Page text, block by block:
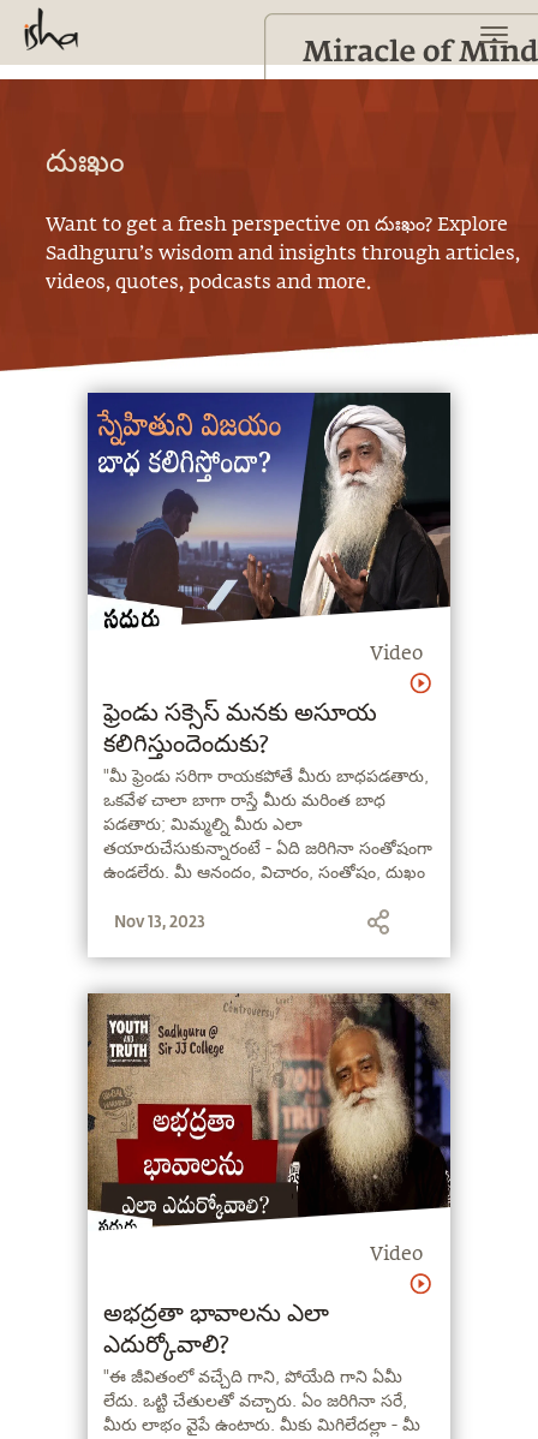
దుఃఖం
Want to get a fresh perspective onదుఃఖం? Explore
Sadhguru’s wisdom and insights through articles,
videos, quotes, podcasts and more.
Video
ఫ్రెండు సక్సెస్‌ మనకు అసూయ
కలిగిస్తుందెందుకు?
"మీ ఫ్రెండు సరిగా రాయకపోతే మీరు బాధపడతారు,
ఒకవేళ చాలా బాగా రాస్తే మీరు మరింత బాధ
పడతారు; మిమ్మల్ని మీరు ఎలా
తయారుచేసుకున్నారంటే - ఏది జరిగినా సంతోషంగా
ఉండలేరు. మీ ఆనందం, విచారం, సంతోషం, దుఖం
సంతోషంగా ఉండే అవకాశాలు చాలా తక్కువ!" -
Nov 13, 2023
Video
అభద్రతా భావాలను ఎలా
ఎదుర్కోవాలి?
"ఈ జీవితంలో వచ్చేది గాని, పోయేది గాని ఏమీ
లేదు. ఒట్టి చేతులతో వచ్చారు. ఏం జరిగినా సరే,
మీరు లాభం వైపే ఉంటారు. మీకు మిగిలేదల్లా - మీ